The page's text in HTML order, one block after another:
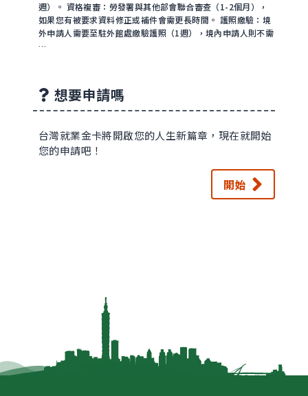
週）。 資格複審：勞發署與其他部會聯合審查（1-2個月），
如果您有被要求資料修正或補件會需更長時間。 護照繳驗：境
外申請人需要至駐外館處繳驗護照（1週），境內申請人則不需
…
想要申請嗎
台灣就業金卡將開啟您的人生新篇章，現在就開始
您的申請吧！
開始